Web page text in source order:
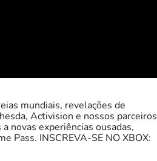
mundiais, revelações de
Activision e nossos parceiros
novas experiências ousadas,
Pass. INSCREVA-SE NO XBOX: